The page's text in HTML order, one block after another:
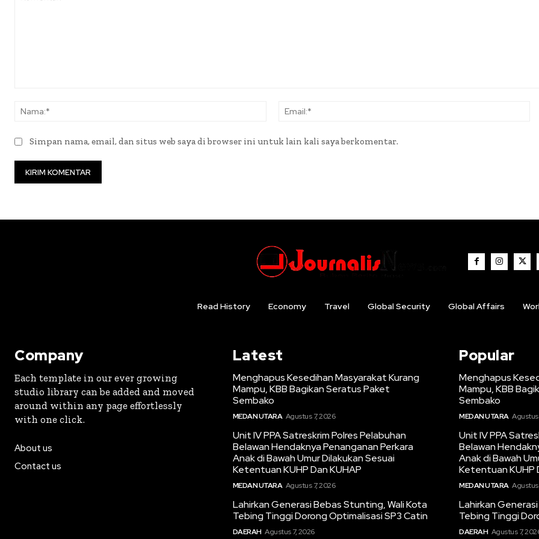
Nama:*
Simpan nama, email, dan situs web saya di browser ini untuk lain kali saya berkomentar.
Read History Economy Travel Global Security Global Affairs
Company
Each template in our ever growing
studio library can be added and moved
around within any page effortlessly
with one click.
About us
Contact us
Latest
Menghapus Kesedihan Masyarakat Kurang
Mampu, KBB Bagikan Seratus Paket
Sembako
MEDAN UTARA Agustus 7, 2026
Unit IV PPA Satreskrim Polres Pelabuhan
Belawan Hendaknya Penanganan Perkara
Anak di Bawah Umur Dilakukan Sesuai
Ketentuan KUHP Dan KUHAP
MEDAN UTARA Agustus 7, 2026
Lahirkan Generasi Bebas Stunting, Wali Kota
Tebing Tinggi Dorong Optimalisasi SP3 Catin
DAERAH Agustus 7, 2026
Popular
Menghapus
Mampu, KBB
Sembako
MEDAN UTARA Agustus
Unit IV PPA
Belawan
Anak di Bawah
Ketentuan KUHP
MEDAN UTARA Agustus
Lahirkan
Tebing Tinggi
DAERAH Agustus 7,